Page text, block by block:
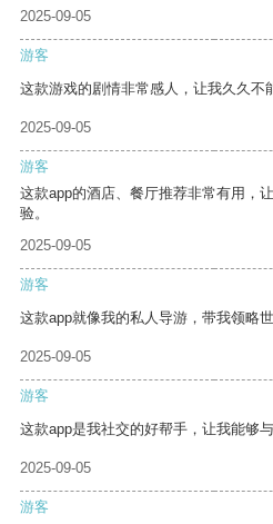
2025-09-05
游客
这款游戏的剧情非常感人，让我久久不
2025-09-05
游客
这款app的酒店、餐厅推荐非常有用，
验。
2025-09-05
游客
这款app就像我的私人导游，带我领略
2025-09-05
游客
这款app是我社交的好帮手，让我能够
2025-09-05
游客